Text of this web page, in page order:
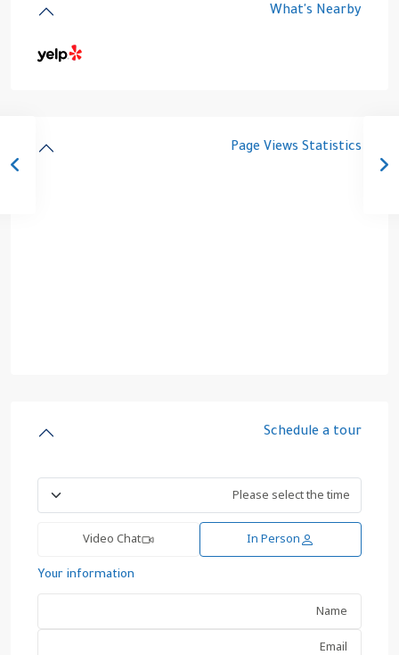
What's Nearby
Page Views Statistics
Schedule a tour
In Person
Video Chat
Your information